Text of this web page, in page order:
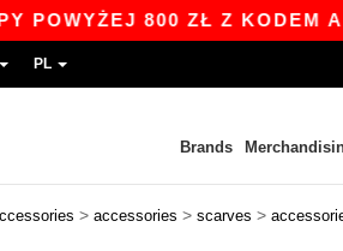
800 ZŁ Z KODEM
PL
Brands
> accessories > scarves >